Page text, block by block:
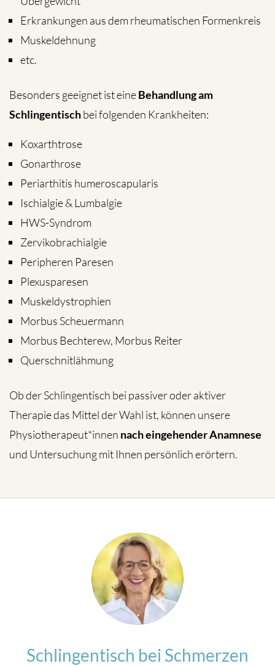
Erkrankungen aus dem rheumatischen Formenkreis
Muskeldehnung
etc.
Besonders geeignet ist eineBehandlung am
Schlingentischbei folgenden Krankheiten:
Koxarthtrose
Gonarthrose
Periarthitis humeroscapularis
Ischialgie & Lumbalgie
HWS-Syndrom
Zervikobrachialgie
Peripheren Paresen
Plexusparesen
Muskeldystrophien
Morbus Scheuermann
Morbus Bechterew, Morbus Reiter
Querschnitlähmung
Ob der Schlingentisch bei passiver oder aktiver
Therapie das Mittel der Wahl ist, können unsere
Physiotherapeut*innen nach eingehender Anamnese
und Untersuchung mit Ihnen persönlich erörtern.
Schlingentisch bei Schmerzen